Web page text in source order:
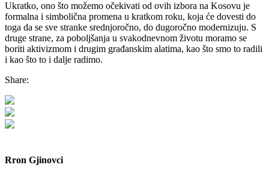
Ukratko, ono što možemo očekivati od ovih izbora na Kosovu je
formalna i simbolična promena u kratkom roku, koja će dovesti do
toga da se sve stranke srednjoročno, do dugoročno modernizuju. S
druge strane, za poboljšanja u svakodnevnom životu moramo se
boriti aktivizmom i drugim građanskim alatima, kao što smo to radili
i kao što to i dalje radimo.
Share:
Rron Gjinovci